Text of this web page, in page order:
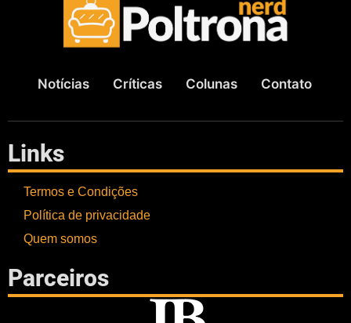
Notícias Críticas Colunas Contato
Links
Termos e Condições
Política de privacidade
Quem somos
Parceiros